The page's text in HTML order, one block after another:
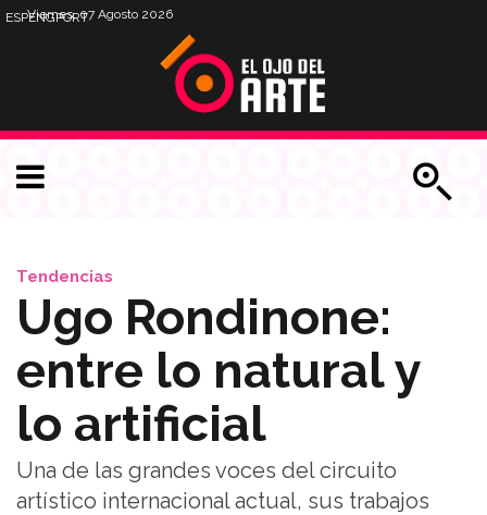
Viernes, 07 Agosto 2026
ESPENGPORT
Tendencias
Ugo Rondinone:
entre lo natural y
lo artificial
Una de las grandes voces del circuito
artístico internacional actual, sus trabajos